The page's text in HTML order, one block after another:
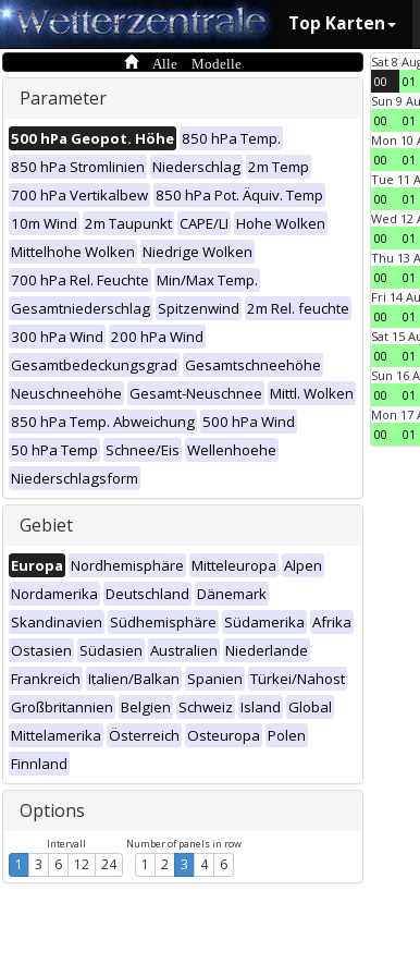
Top Karten
Alle Modelle
Parameter
500 hPa Geopot. Höhe 850 hPa Temp.
850 hPa Stromlinien Niederschlag 2m Temp
700 hPa Vertikalbew 850 hPa Pot. Äquiv. Temp
10m Wind 2m Taupunkt CAPE/LI Hohe Wolken
Mittelhohe Wolken Niedrige Wolken
700 hPa Rel. Feuchte Min/Max Temp.
Gesamtniederschlag Spitzenwind 2m Rel. feuchte
300 hPa Wind 200 hPa Wind
Gesamtbedeckungsgrad Gesamtschneehöhe
Neuschneehöhe Gesamt-Neuschnee Mittl. Wolken
850 hPa Temp. Abweichung 500 hPa Wind
50 hPa Temp Schnee/Eis Wellenhoehe
Niederschlagsform
Gebiet
Europa Nordhemisphäre Mitteleuropa Alpen
Nordamerika Deutschland Dänemark
Skandinavien Südhemisphäre Südamerika Afrika
Ostasien Südasien Australien Niederlande
Frankreich Italien/Balkan Spanien Türkei/Nahost
Großbritannien Belgien Schweiz Island Global
Mittelamerika Österreich Osteuropa Polen
Finnland
Options
Intervall
1 3 6 12 24
Number of panels in row
1 2 3 4 6
Sat 8
00
01
Sun 9
00
01
Mon 10
00
01
Tue 11
00
01
Wed 12
00
01
Thu 13
00
01
Fri 14
00
01
Sat 15
00
01
Sun 16
00
01
Mon 17
00
01